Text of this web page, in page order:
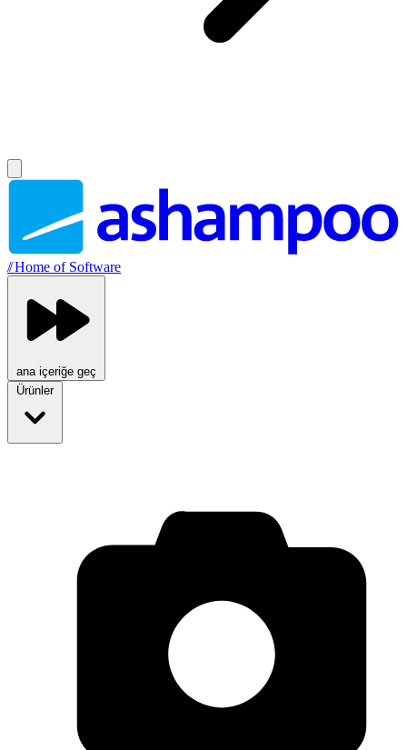
//Home of Software
ana içeriğe geç
Ürünler